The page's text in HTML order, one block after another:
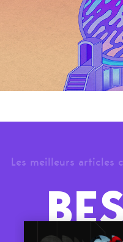
Les meilleurs articles